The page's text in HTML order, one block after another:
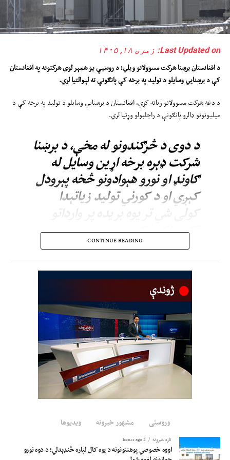
Last Updated on: زمری ۱۸, ۱۴۰۵
د افغانستان برښنا شرکت مسوولانوويلي؛د روسیې یو شمېر لوی شرکتونه په افغانستان
کې د برښنايي وسایلو د تولید په برخه کې پانګونې ته لېوالتیا لري.
د دغه شرکت مسوولانو زیاته کړي، افغانستان د برښنايي وسایلو د تولید په برخه کې د
میلیونونو ډالرو پانګونې د راجلبولو وړتیا لري.
د دوی د څرګندونو له مخې، د برښنا
شرکت ډېره برخه اړین وسایل له
ګاونډ او نورو هېوادونو څخه پېرودل
کېږي او د کورني تولید زیاتېدا
کولی شي تر یوه بریده پر وارداتو
تکیه راکمه کړي.
د خصوصي سکټور غړيو هم ويلي، د برښنايي وسایلو د تولید په برخه کې پانګونه یوه
جدي اړتیا ده.
دوی ټینګار کړی؛ په هېواد کې د برښنايي وسایلو د پراختیا او تولید په برخه کې د
پانګونې بهیر باید چټک شي، چې د دغو وسایلو واردات کم او کورنی تولید زیات شي.
د خصوصي سکټور د څرګندونو له مخې؛ دا کار به د وارداتو پر کچه تکیه راکمه او د
زرګونو کسانو لپاره د کار زمینه هم برابره کړي.
اقتصادي شنونکو ويلي؛ د برښنا د تولید ترڅنګ باید د برښنا د تولید او لېږد لپاره د
کارېدونکو وسایلو د تولید په برخه کې د پانګونې کچه لوړه شي، چې په هېواد کې
تولید شوي برښنايي وسایل د هېواد بازارونو ته وړاندې او د بهرنیو محصولاتو د
واردولو مخه ونیول شي.
د یادونې ده، چې اوسمهال له چین، ایران، ترکیې او نورو هېوادونو څخه افغانستان ته
برښنايي وسایل واردېږي.
CONTINUE READING
وروستی مشهور خبرونه ویدیوها
تازه خبرونه 2 hours ago
اووه خصوصي پوهنتونونه د یوه کال لپاره ځنډېدلي؛ د دوه نورو